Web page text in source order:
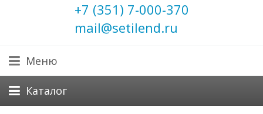
+7 (351) 7-000-370
mail@setilend.ru
Меню
Каталог